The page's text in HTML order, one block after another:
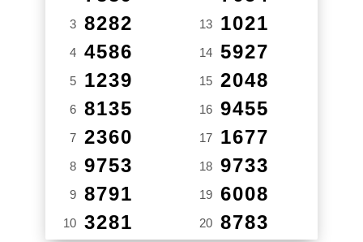
3 8282
4 4586
5 1239
6 8135
7 2360
8 9753
9 8791
10 3281
13 1021
14 5927
15 2048
16 9455
17 1677
18 9733
19 6008
20 8783